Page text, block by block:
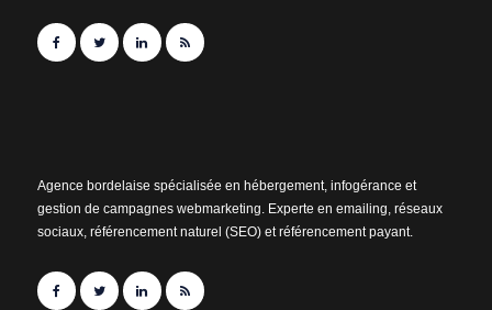
Agence bordelaise spécialisée en hébergement, infogérance et
gestion de campagnes webmarketing. Experte en emailing, réseaux
sociaux, référencement naturel (SEO) et référencement payant.